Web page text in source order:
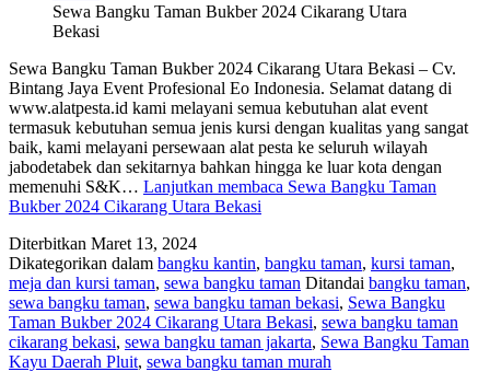
Sewa Bangku Taman Bukber 2024 Cikarang Utara
Bekasi
Sewa Bangku Taman Bukber 2024 Cikarang Utara Bekasi – Cv.
Bintang Jaya Event Profesional Eo Indonesia. Selamat datang di
www.alatpesta.id kami melayani semua kebutuhan alat event
termasuk kebutuhan semua jenis kursi dengan kualitas yang sangat
baik, kami melayani persewaan alat pesta ke seluruh wilayah
jabodetabek dan sekitarnya bahkan hingga ke luar kota dengan
memenuhi S&K… Lanjutkan membaca Sewa Bangku Taman
Bukber 2024 Cikarang Utara Bekasi
Diterbitkan Maret 13, 2024
Dikategorikan dalam bangku kantin, bangku taman, kursi taman,
meja dan kursi taman, sewa bangku taman Ditandai bangku taman,
sewa bangku taman, sewa bangku taman bekasi, Sewa Bangku
Taman Bukber 2024 Cikarang Utara Bekasi, sewa bangku taman
cikarang bekasi, sewa bangku taman jakarta, Sewa Bangku Taman
Kayu Daerah Pluit, sewa bangku taman murah